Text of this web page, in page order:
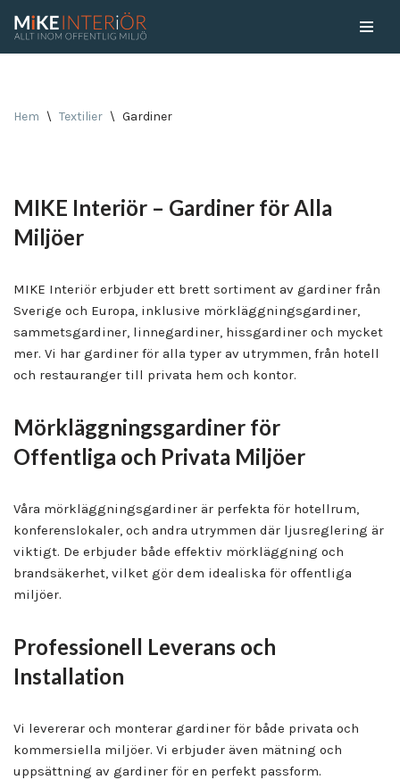
Hem \ Textilier \ Gardiner
MIKE Interiör – Gardiner för Alla
Miljöer
MIKE Interiör erbjuder ett brett sortiment av gardiner från
Sverige och Europa, inklusive mörkläggningsgardiner,
sammetsgardiner, linnegardiner, hissgardiner och mycket
mer. Vi har gardiner för alla typer av utrymmen, från hotell
och restauranger till privata hem och kontor.
Mörkläggningsgardiner för
Offentliga och Privata Miljöer
Våra mörkläggningsgardiner är perfekta för hotellrum,
konferenslokaler, och andra utrymmen där ljusreglering är
viktigt. De erbjuder både effektiv mörkläggning och
brandsäkerhet, vilket gör dem idealiska för offentliga
miljöer.
Professionell Leverans och
Installation
Vi levererar och monterar gardiner för både privata och
kommersiella miljöer. Vi erbjuder även mätning och
uppsättning av gardiner för en perfekt passform.